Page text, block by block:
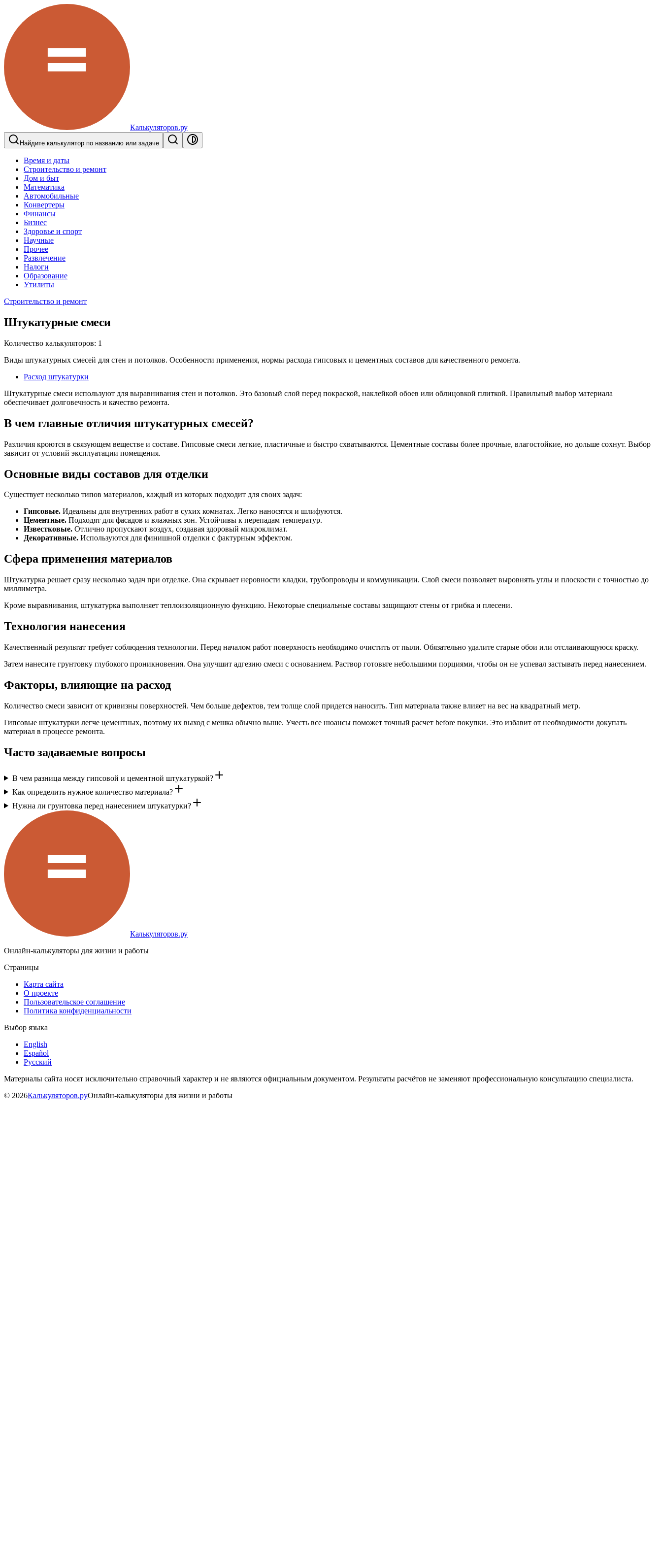
Калькуляторов.ру
Найдите калькулятор по названию или задаче
Время и даты
Строительство и ремонт
Дом и быт
Математика
Автомобильные
Конвертеры
Финансы
Бизнес
Здоровье и спорт
Научные
Прочее
Развлечение
Налоги
Образование
Утилиты
Строительство и ремонт
Штукатурные смеси
Количество калькуляторов: 1
Виды штукатурных смесей для стен и потолков. Особенности применения, нормы расхода гипсовых и цементных составов для качественного ремонта.
Расход штукатурки
Штукатурные смеси используют для выравнивания стен и потолков. Это базовый слой перед покраской, наклейкой обоев или облицовкой плиткой. Правильный выбор материала
обеспечивает долговечность и качество ремонта.
В чем главные отличия штукатурных смесей?
Различия кроются в связующем веществе и составе. Гипсовые смеси легкие, пластичные и быстро схватываются. Цементные составы более прочные, влагостойкие, но дольше сохнут. Выбор
зависит от условий эксплуатации помещения.
Основные виды составов для отделки
Существует несколько типов материалов, каждый из которых подходит для своих задач:
Гипсовые. Идеальны для внутренних работ в сухих комнатах. Легко наносятся и шлифуются.
Цементные. Подходят для фасадов и влажных зон. Устойчивы к перепадам температур.
Известковые. Отлично пропускают воздух, создавая здоровый микроклимат.
Декоративные. Используются для финишной отделки с фактурным эффектом.
Сфера применения материалов
Штукатурка решает сразу несколько задач при отделке. Она скрывает неровности кладки, трубопроводы и коммуникации. Слой смеси позволяет выровнять углы и плоскости с точностью до
миллиметра.
Кроме выравнивания, штукатурка выполняет теплоизоляционную функцию. Некоторые специальные составы защищают стены от грибка и плесени.
Технология нанесения
Качественный результат требует соблюдения технологии. Перед началом работ поверхность необходимо очистить от пыли. Обязательно удалите старые обои или отслаивающуюся краску.
Затем нанесите грунтовку глубокого проникновения. Она улучшит адгезию смеси с основанием. Раствор готовьте небольшими порциями, чтобы он не успевал застывать перед нанесением.
Факторы, влияющие на расход
Количество смеси зависит от кривизны поверхностей. Чем больше дефектов, тем толще слой придется наносить. Тип материала также влияет на вес на квадратный метр.
Гипсовые штукатурки легче цементных, поэтому их выход с мешка обычно выше. Учесть все нюансы поможет точный расчет before покупки. Это избавит от необходимости докупать
материал в процессе ремонта.
Часто задаваемые вопросы
В чем разница между гипсовой и цементной штукатуркой?
Как определить нужное количество материала?
Нужна ли грунтовка перед нанесением штукатурки?
Калькуляторов.ру
Онлайн-калькуляторы для жизни и работы
Страницы
Карта сайта
О проекте
Пользовательское соглашение
Политика конфиденциальности
Выбор языка
English
Español
Русский
Материалы сайта носят исключительно справочный характер и не являются официальным документом. Результаты расчётов не заменяют профессиональную консультацию специалиста.
© 2026Калькуляторов.руОнлайн-калькуляторы для жизни и работы